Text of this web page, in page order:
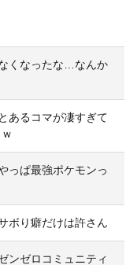
くなったな…なんか
あるコマが凄すぎて
っぱ最強ポケモンっ
ボり癖だけは許さん
ンゼロコミュニティ